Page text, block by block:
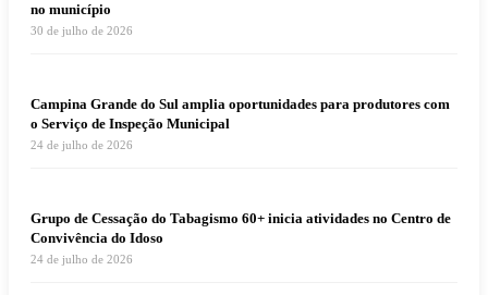
no município
30 de julho de 2026
Campina Grande do Sul amplia oportunidades para produtores com
o Serviço de Inspeção Municipal
24 de julho de 2026
Grupo de Cessação do Tabagismo 60+ inicia atividades no Centro de
Convivência do Idoso
24 de julho de 2026